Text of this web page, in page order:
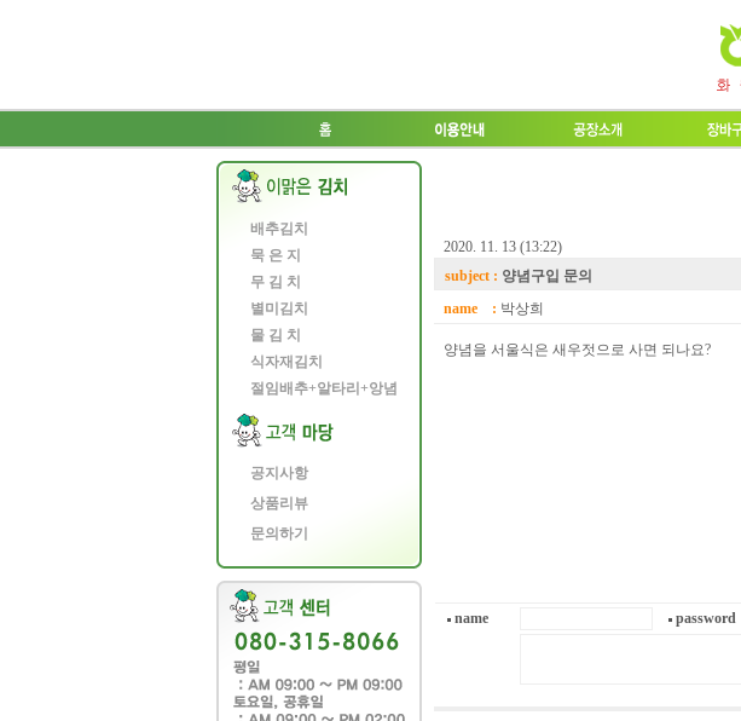
배추김치
묵 은 지
무 김 치
별미김치
물 김 치
식자재김치
절임배추+알타리+앙념
공지사항
상품리뷰
문의하기
2020. 11. 13 (13:22)
subject : 양념구입 문의
name : 박상희
양념을 서울식은 새우젓으로 사면 되나요?
name password